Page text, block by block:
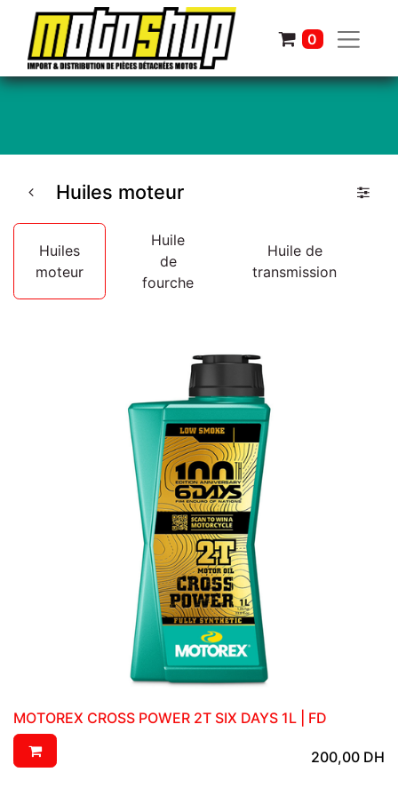
0
Huiles moteur
Huiles
moteur
Huile
de
fourche
Huile de
transmission
MOTOREX CROSS POWER 2T SIX DAYS 1L | FD
200,00 DH